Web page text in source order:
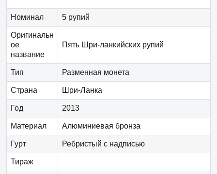
Номинал 5 рупий
Оригинальн
ое
название
Пять Шри-ланкийских рупий
Тип Разменная монета
Страна Шри-Ланка
Год 2013
Материал Алюминиевая бронза
Гурт Ребристый с надписью
Тираж